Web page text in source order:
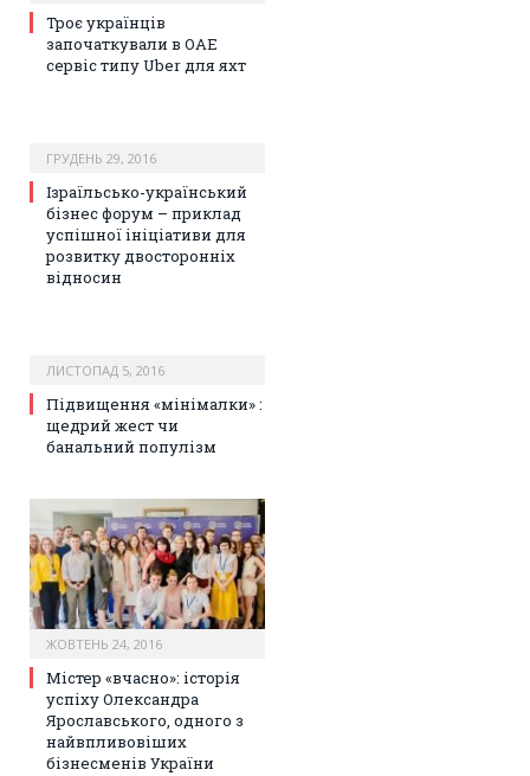
Троє українців
започаткували в ОАЕ
сервіс типу Uber для яхт
ГРУДЕНЬ 29, 2016
Ізраїльсько-український
бізнес форум – приклад
успішної ініціативи для
розвитку двосторонніх
відносин
ЛИСТОПАД 5, 2016
Підвищення «мінімалки» :
щедрий жест чи
банальний популізм
ЖОВТЕНЬ 24, 2016
Містер «вчасно»: історія
успіху Олександра
Ярославського, одного з
найвпливовіших
бізнесменів України